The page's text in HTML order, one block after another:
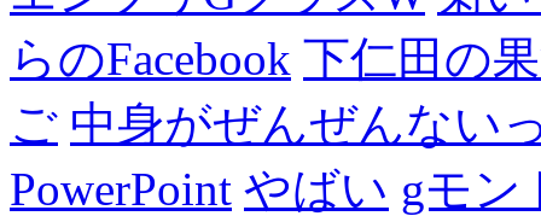
らのFacebook 下仁田の
ご 中身がぜんぜんない
PowerPoint やばい gモン